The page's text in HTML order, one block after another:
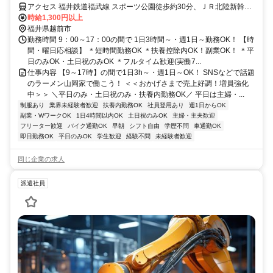
アクセス 福井鉄道福武線 スポーツ公園徒歩約30分、ＪＲ北陸新幹線
越前たけふ西口徒歩約33分、ハピラインふくい 武生東口徒歩約36分
※JR「越前たけふ駅」より車で8分
時給1,300円以上
福井県越前市
勤務時間 9：00～17：00の間で 1日3時間～・週1日～勤務OK！ 【時
間・曜日応相談】 ＊短時間勤務OK ＊扶養控除内OK！副業OK！ ＊平
日のみOK・土日祝のみOK ＊フルタイム歓迎(実働7...
仕事内容 【9～17時】の間で1日3h～・週1日～OK！ SNSなどで話題
のラーメン山岡家で働こう！ ＜＜おかげさまで売上好調！増員強化
中＞＞ ＼平日のみ・土日祝のみ・扶養内勤務OK／ 平日は主婦・...
制服あり 業界未経験者歓迎 扶養内勤務OK 社員登用あり
週1日からOK
副業・WワークOK
1日4時間以内OK 土日祝のみOK
主婦・主夫歓迎
フリーター歓迎
バイク通勤OK 早朝 シフト自由 学歴不問
車通勤OK
即日勤務OK
平日のみOK 学生歓迎 経験不問 未経験者歓迎
同じ企業の求人
派遣社員